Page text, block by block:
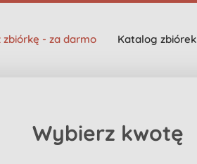
zbiórkę - za darmo Katalog zbiórek
Wybierz kwotę